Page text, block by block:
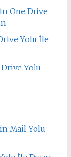
One Drive
Yolu İle
Yolu
Mail Yolu